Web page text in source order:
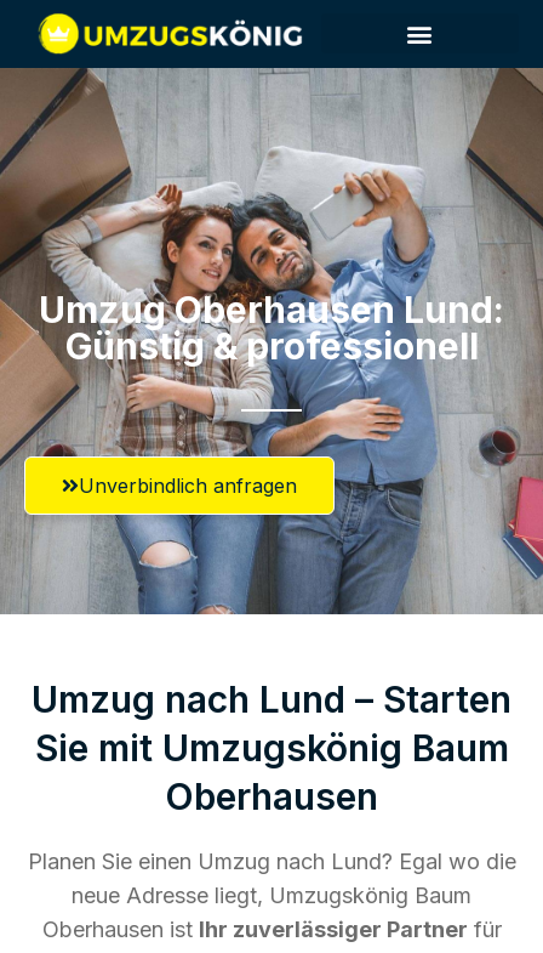
Umzug Oberhausen​ Lund:
Günstig & professionell​
Unverbindlich anfragen
Umzug nach Lund – Starten
Sie mit Umzugskönig Baum
Oberhausen
Planen Sie einen Umzug nach Lund? Egal wo die
neue Adresse liegt, Umzugskönig Baum
Oberhausen ist Ihr zuverlässiger Partner für